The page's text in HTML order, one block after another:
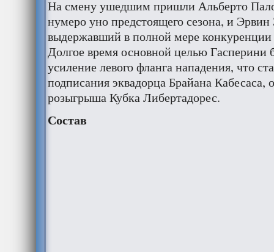
На смену ушедшим пришли Альберто
нумеро уно предстоящего сезона, и Эрвин
выдержавший в полной мере
Долгое время основной целью Гасперини
усиление левого фланга нападения, что
подписания эквадорца Брайана Кабесаса,
розыгрыша Кубка Либертадорес.
Состав